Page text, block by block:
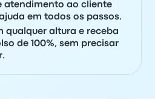
atendimento ao cliente
em todos os passos.
qualquer altura e receba
de 100%, sem precisar